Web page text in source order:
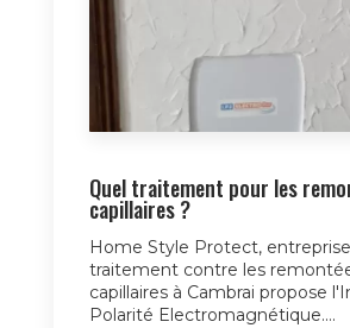
Quel traitement pour les
capillaires ?
Home Style Protect,
traitement contre les
capillaires à Cambrai propose
Polarité Electromagnétique....